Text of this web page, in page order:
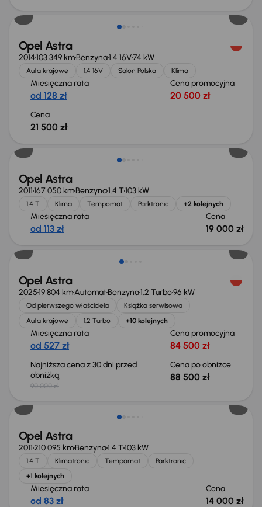
Opel Astra
2014103 349 kmBenzyna1.4 16V74 kW
Auta krajowe 1.4 16V Salon Polska Klima
Miesięczna rata
od 128 zł
Cena promocyjna
20 500 zł
Cena
21 500 zł
Opel Astra
2011167 050 kmBenzyna1.4 T103 kW
1.4 T Klima Tempomat Parktronic +2 kolejnych
Miesięczna rata
od 113 zł
Cena
19 000 zł
Taniej o 1 500 zł
Opel Astra
202519 804 kmAutomatBenzyna1.2 Turbo96 kW
Od pierwszego właściciela
Książka serwisowa
Auta krajowe
1.2 Turbo +10 kolejnych
Miesięczna rata
od 527 zł
Cena promocyjna
84 500 zł
Najniższa cena z 30 dni przed
obniżką
90 000 zł
Cena po obniżce
88 500 zł
Świeżo skupione
Opel Astra
2011210 095 kmBenzyna1.4 T103 kW
1.4 T Klimatronic Tempomat
Parktronic
+1 kolejnych
Miesięczna rata
od 83 zł
Cena
14 000 zł